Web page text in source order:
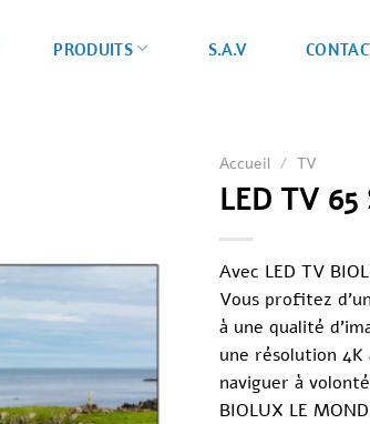
PRODUITS S.A.V
Accueil / TV
LED TV
Avec LED TV
Vous profitez
à une qualité
une résolution
naviguer à
BIOLUX LE